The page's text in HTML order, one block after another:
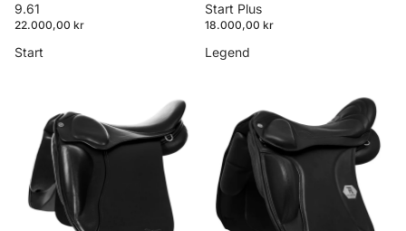
9.61
22.000,00 kr
Start Plus
18.000,00 kr
Start Legend